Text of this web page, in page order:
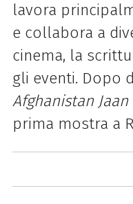
lavora
e collabora a
cinema, la
gli eventi. Dopo
Afghanistan Jaan
prima mostra a